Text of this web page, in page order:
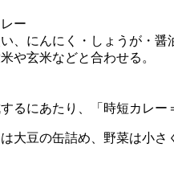
、にんにく・しょうが・
や玄米などと合わせる。
大豆の缶詰め、野菜は小